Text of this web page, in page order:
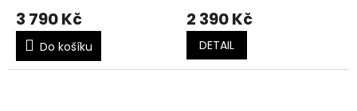
3 790 Kč
Do košíku
2 390 Kč
DETAIL